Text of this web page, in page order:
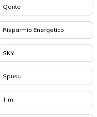
Qonto
Risparmio Energetico
SKY
Spusu
Tim